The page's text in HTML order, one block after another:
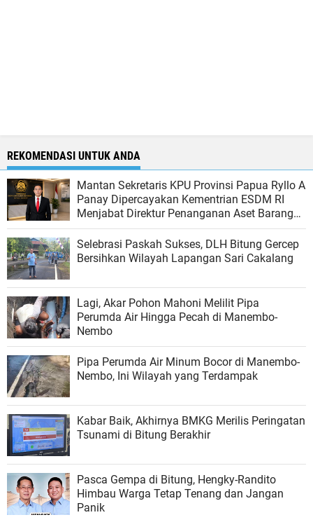
REKOMENDASI UNTUK ANDA
Mantan Sekretaris KPU Provinsi Papua Ryllo A
Panay Dipercayakan Kementrian ESDM RI
Menjabat Direktur Penanganan Aset Barang
Bukti
Selebrasi Paskah Sukses, DLH Bitung Gercep
Bersihkan Wilayah Lapangan Sari Cakalang
Lagi, Akar Pohon Mahoni Melilit Pipa
Perumda Air Hingga Pecah di Manembo-
Nembo
Pipa Perumda Air Minum Bocor di Manembo-
Nembo, Ini Wilayah yang Terdampak
Kabar Baik, Akhirnya BMKG Merilis Peringatan
Tsunami di Bitung Berakhir
Pasca Gempa di Bitung, Hengky-Randito
Himbau Warga Tetap Tenang dan Jangan
Panik